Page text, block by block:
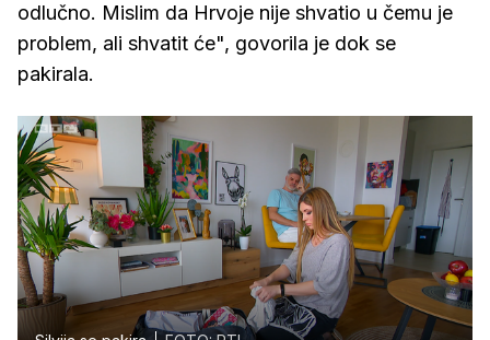
odlučno. Mislim da Hrvoje nije shvatio u čemu je
problem, ali shvatit će", govorila je dok se
pakirala.